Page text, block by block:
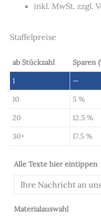
inkl. MwSt. zzgl.
Staffelpreise
ab Stückzahl Sparen
1 —
10 5 %
20 12.5 %
30+ 17.5 %
Alle Texte hier eintippen
Materialauswahl